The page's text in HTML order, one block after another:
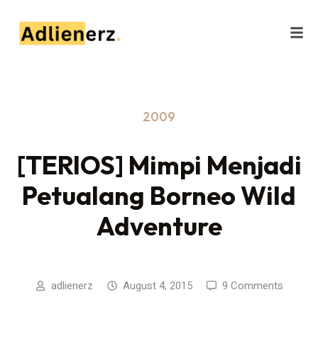
2009
[TERIOS] Mimpi Menjadi
Petualang Borneo Wild
Adventure
adlienerz August 4, 2015 9 Comments